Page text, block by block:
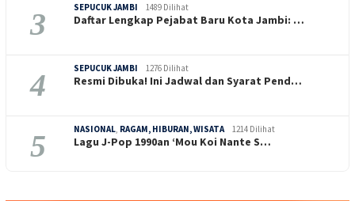
3 SEPUCUK JAMBI 1489 Dilihat
Daftar Lengkap Pejabat Baru Kota Jambi: …
4 SEPUCUK JAMBI 1276 Dilihat
Resmi Dibuka! Ini Jadwal dan Syarat Pend…
5 NASIONAL, RAGAM, HIBURAN, WISATA 1214 Dilihat
Lagu J-Pop 1990an ‘Mou Koi Nante S…